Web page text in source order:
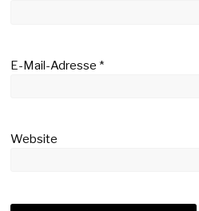
E-Mail-Adresse*
Website